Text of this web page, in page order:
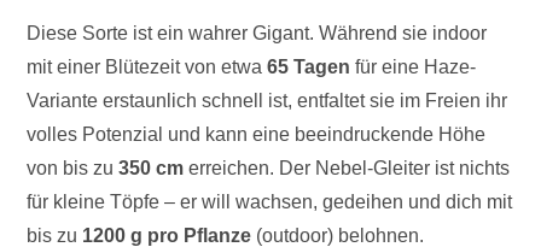
Diese Sorte ist ein wahrer Gigant. Während sie indoor
mit einer Blütezeit von etwa65 Tagen für eine Haze-
Variante erstaunlich schnell ist, entfaltet sie im Freien ihr
volles Potenzial und kann eine beeindruckende Höhe
von bis zu350 cm erreichen. Der Nebel-Gleiter ist nichts
für kleine Töpfe – er will wachsen, gedeihen und dich mit
bis zu 1200 g pro Pflanze (outdoor) belohnen.